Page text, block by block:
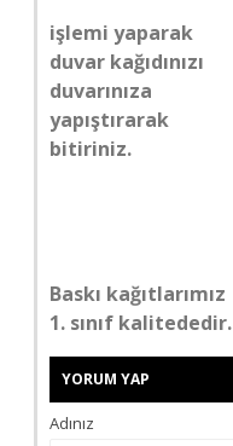
işlemi yaparak
duvar kağıdınızı
duvarınıza
yapıştırarak
bitiriniz.
Baskı kağıtlarımız
1. sınıf kalitededir.
YORUM YAP
Adınız